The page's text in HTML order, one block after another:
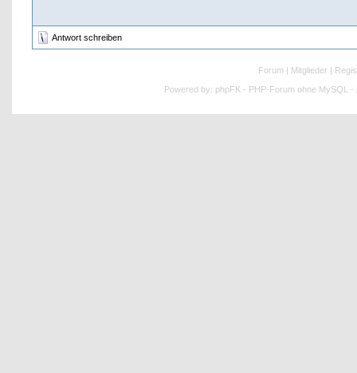
Antwort schreiben
Forum | Mitglieder |
Powered by: phpFK - PHP-Forum ohne MySQL -